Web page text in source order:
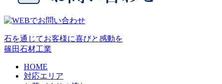
石を通じてお客様に喜びと感動を
篠田石材工業
HOME
対応エリア